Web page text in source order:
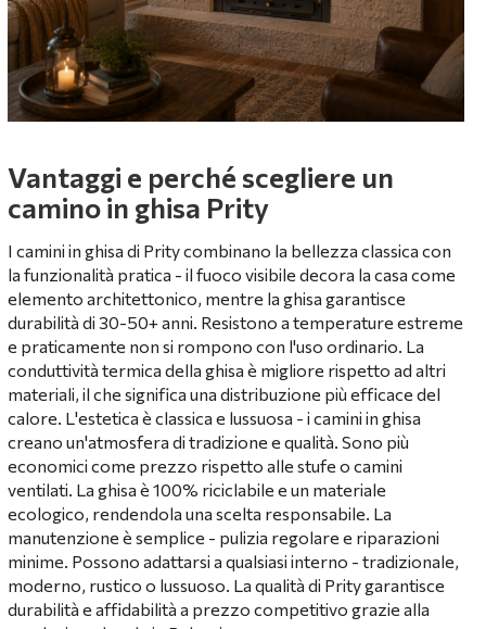
Vantaggi e perché scegliere un
camino in ghisa Prity
I camini in ghisa di Prity combinano la bellezza classica con
la funzionalità pratica - il fuoco visibile decora la casa come
elemento architettonico, mentre la ghisa garantisce
durabilità di 30-50+ anni. Resistono a temperature estreme
e praticamente non si rompono con l'uso ordinario. La
conduttività termica della ghisa è migliore rispetto ad altri
materiali, il che significa una distribuzione più efficace del
calore. L'estetica è classica e lussuosa - i camini in ghisa
creano un'atmosfera di tradizione e qualità. Sono più
economici come prezzo rispetto alle stufe o camini
ventilati. La ghisa è 100% riciclabile e un materiale
ecologico, rendendola una scelta responsabile. La
manutenzione è semplice - pulizia regolare e riparazioni
minime. Possono adattarsi a qualsiasi interno - tradizionale,
moderno, rustico o lussuoso. La qualità di Prity garantisce
durabilità e affidabilità a prezzo competitivo grazie alla